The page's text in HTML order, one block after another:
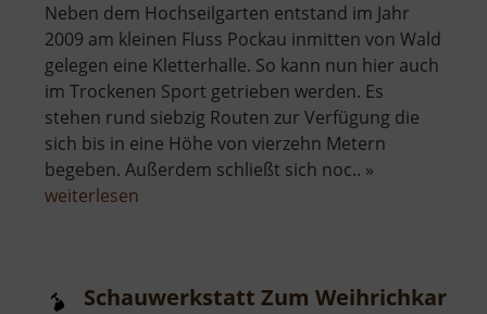
Neben dem Hochseilgarten entstand im Jahr
2009 am kleinen Fluss Pockau inmitten von Wald
gelegen eine Kletterhalle. So kann nun hier auch
im Trockenen Sport getrieben werden. Es
stehen rund siebzig Routen zur Verfügung die
sich bis in eine Höhe von vierzehn Metern
begeben. Außerdem schließt sich noc.. »
weiterlesen
Schauwerkstatt Zum Weihrichkarzl